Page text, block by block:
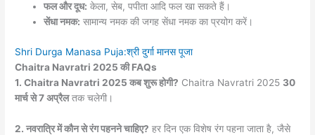
फल और दूध: केला, सेब, पपीता आदि फल खा सकते हैं।
सेंधा नमक: सामान्य नमक की जगह सेंधा नमक का प्रयोग करें।
Shri Durga Manasa Puja:श्री दुर्गा मानस पूजा
Chaitra Navratri 2025 की FAQs
1. Chaitra Navratri 2025 कब शुरू होगी? Chaitra Navratri 2025 30
मार्च से 7 अप्रैलतक चलेगी।
2. नवरात्रि में कौन से रंग पहनने चाहिए? हर दिन एक विशेष रंग पहना जाता है, जैसे